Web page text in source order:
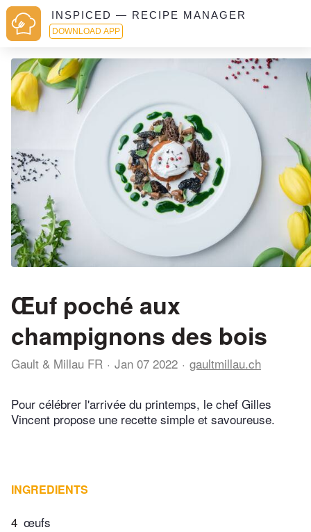
INSPICED — RECIPE MANAGER
DOWNLOAD APP
Œuf poché aux
champignons des bois
Gault & Millau FR Jan 07 2022 gaultmillau.ch
Pour célébrer l'arrivée du printemps, le chef Gilles
Vincent propose une recette simple et savoureuse.
INGREDIENTS
4 œufs